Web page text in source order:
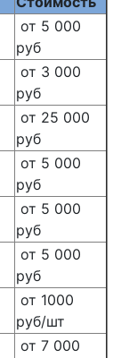
от 5 000
руб
от 3 000
руб
от 25 000
руб
от 5 000
руб
от 5 000
руб
от 5 000
руб
от 1000
руб/шт
от 7 000